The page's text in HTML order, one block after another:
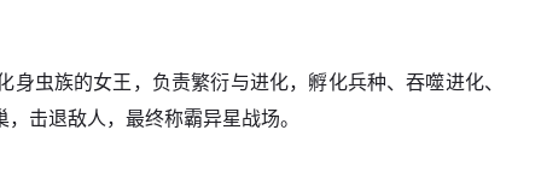
虫族的女王，负责繁衍与进化，孵化兵种、吞噬进化、
击退敌人，最终称霸异星战场。